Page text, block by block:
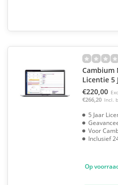
Cambium
Licentie 5
€220,00
€266,20 Incl.
5 Jaar
Voor
Inclusief
Op